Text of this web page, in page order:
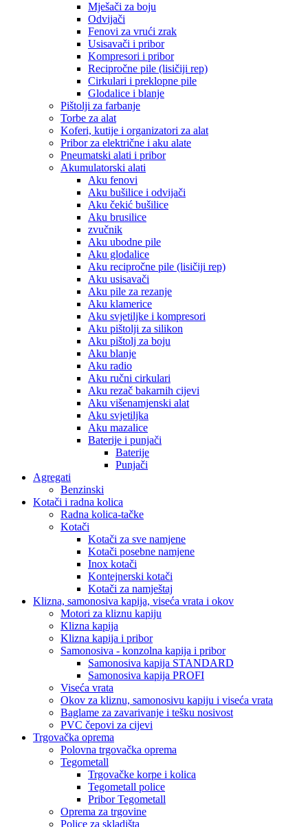
Mješači za boju
Odvijači
Fenovi za vrući zrak
Usisavači i pribor
Kompresori i pribor
Recipročne pile (lisičiji rep)
Cirkulari i preklopne pile
Glodalice i blanje
Pištolji za farbanje
Torbe za alat
Koferi, kutije i organizatori za alat
Pribor za električne i aku alate
Pneumatski alati i pribor
Akumulatorski alati
Aku fenovi
Aku bušilice i odvijači
Aku čekić bušilice
Aku brusilice
zvučnik
Aku ubodne pile
Aku glodalice
Aku recipročne pile (lisičiji rep)
Aku usisavači
Aku pile za rezanje
Aku klamerice
Aku svjetiljke i kompresori
Aku pištolji za silikon
Aku pištolj za boju
Aku blanje
Aku radio
Aku ručni cirkulari
Aku rezač bakarnih cijevi
Aku višenamjenski alat
Aku svjetiljka
Aku mazalice
Baterije i punjači
Baterije
Punjači
Agregati
Benzinski
Kotači i radna kolica
Radna kolica-tačke
Kotači
Kotači za sve namjene
Kotači posebne namjene
Inox kotači
Kontejnerski kotači
Kotači za namještaj
Klizna, samonosiva kapija, viseća vrata i okov
Motori za kliznu kapiju
Klizna kapija
Klizna kapija i pribor
Samonosiva - konzolna kapija i pribor
Samonosiva kapija STANDARD
Samonosiva kapija PROFI
Viseća vrata
Okov za kliznu, samonosivu kapiju i viseća vrata
Baglame za zavarivanje i tešku nosivost
PVC čepovi za cijevi
Trgovačka oprema
Polovna trgovačka oprema
Tegometall
Trgovačke korpe i kolica
Tegometall police
Pribor Tegometall
Oprema za trgovine
Police za skladišta